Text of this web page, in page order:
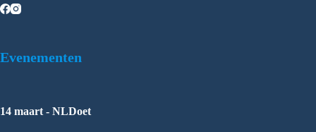
Evenementen
14 maart - NLDoet